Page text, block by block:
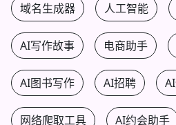
域名生成器 人工智能
AI写作故事 电商助手
AI图书写作 AI招聘
网络爬取工具 AI约会助手